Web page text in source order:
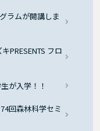
ラムが開講しま
PRESENTS フロ
が入学！！
回森林科学セミ